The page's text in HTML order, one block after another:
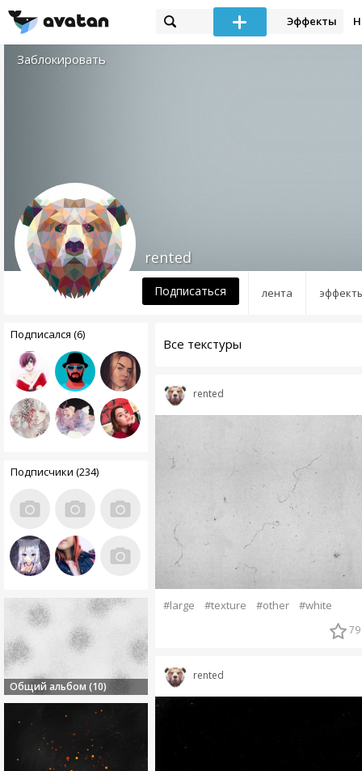
Эффекты
Заблокировать
лента
rented
Подписаться
Подписался (6)
Подписчики (234)
Общий альбом (10)
Все текстуры
rented
#large #texture #other #white
79
rented